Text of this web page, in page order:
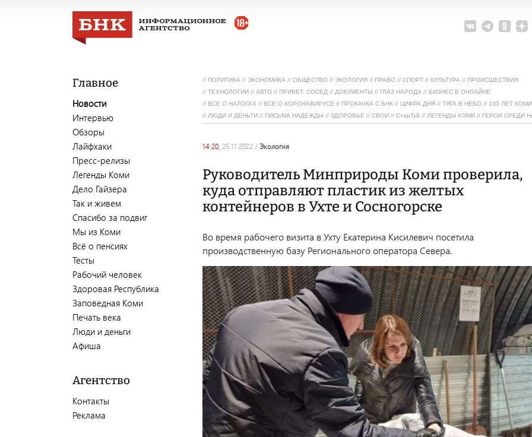
Главное
Новости
Интервью
Обзоры
Лайфхаки
Пресс-релизы
Легенды Коми
Дело Гайзера
Так и живем
Спасибо за подвиг
Мы из Коми
Всё о пенсиях
Тесты
Рабочий человек
Здоровая Республика
Заповедная Коми
Печать века
Люди и деньги
Афиша
Агентство
Контакты
Реклама
// ПОЛИТИКА // ЭКОНОМИКА // ОБЩЕСТВО // ЭКОЛОГИЯ // ПРАВО // СПОРТ // КУЛЬТУРА // ПРОИСШЕСТВИЯ
// ТЕХНОЛОГИИ // АВТО // ПРИВЕТ, СОСЕД // ДОКУМЕНТЫ // ГЛАЗ НАРОДА // БИЗНЕС В ОНЛАЙНЕ
// ВСЕ О НАЛОГАХ // ВСЕ О КОРОНАВИРУСЕ // ПРОКАЧКА С БНК // ЦИФРА ДНЯ // ТЯГА В НЕБО // 100 ЛЕТ КОМИ
// ЛЮДИ И ДЕНЬГИ // ПИСЬМА НАДЕЖДЫ // ЗДОРОВЬЕ // СВОИ // СтарТуй // ЛЕГЕНДЫ КОМИ // ГЕРОИ СРЕДИ
14:20, 25.11.2022 / экология
Руководитель Минприроды Коми проверила,
куда отправляют пластик из желтых
контейнеров в Ухте и Сосногорске
Во время рабочего визита в Ухту Екатерина Кисилевич посетила
производственную базу Регионального оператора Севера.